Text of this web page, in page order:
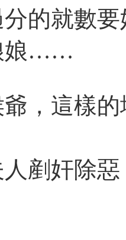
的就數
娘……
，這樣
剷奸除